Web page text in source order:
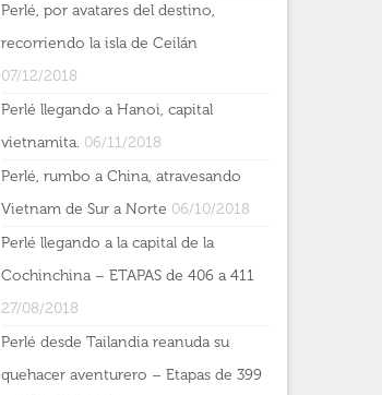
Perlé, por avatares del destino,
recorriendo la isla de Ceilán
07/12/2018
Perlé llegando a Hanoi, capital
vietnamita. 06/11/2018
Perlé, rumbo a China, atravesando
Vietnam de Sur a Norte 06/10/2018
Perlé llegando a la capital de la
Cochinchina – ETAPAS de 406 a 411
27/08/2018
Perlé desde Tailandia reanuda su
quehacer aventurero – Etapas de 399